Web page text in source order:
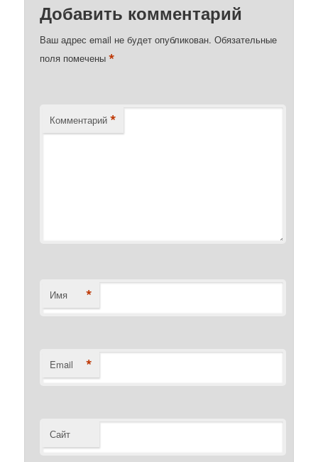
Добавить комментарий
Ваш адрес email не будет опубликован. Обязательные
поля помечены*
Комментарий *
Имя *
Email *
Сайт